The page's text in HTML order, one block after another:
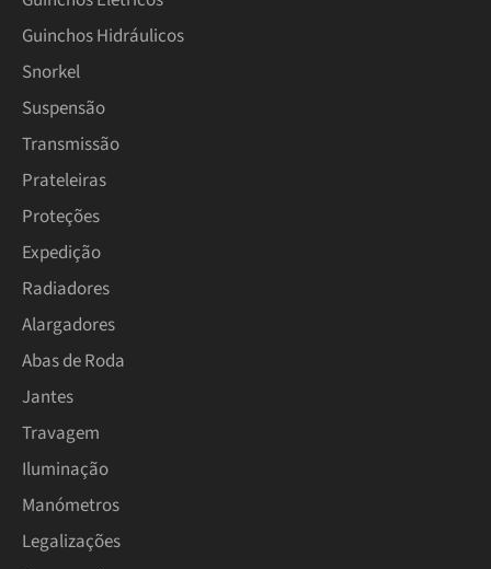
Guinchos Hidráulicos
Snorkel
Suspensão
Transmissão
Prateleiras
Proteções
Expedição
Radiadores
Alargadores
Abas de Roda
Jantes
Travagem
Iluminação
Manómetros
Legalizações